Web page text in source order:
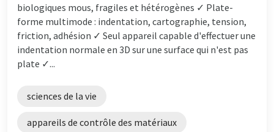
biologiques mous, fragiles et hétérogènes ✓ Plate-
forme multimode : indentation, cartographie, tension,
friction, adhésion ✓ Seul appareil capable d'effectuer une
indentation normale en 3D sur une surface qui n'est pas
plate ✓...
sciences de la vie
appareils de contrôle des matériaux